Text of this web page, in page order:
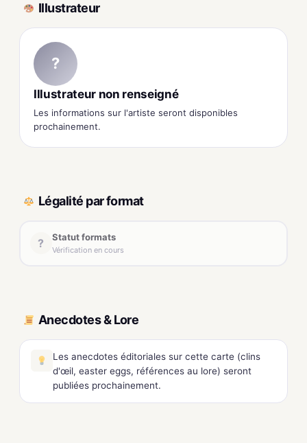
Illustrateur
?
Illustrateur non renseigné
Les informations sur l'artiste seront disponibles
prochainement.
Légalité par format
? Statut formats
Vérification en cours
Anecdotes & Lore
Les anecdotes éditoriales sur cette carte (clins
d'œil, easter eggs, références au lore) seront
publiées prochainement.